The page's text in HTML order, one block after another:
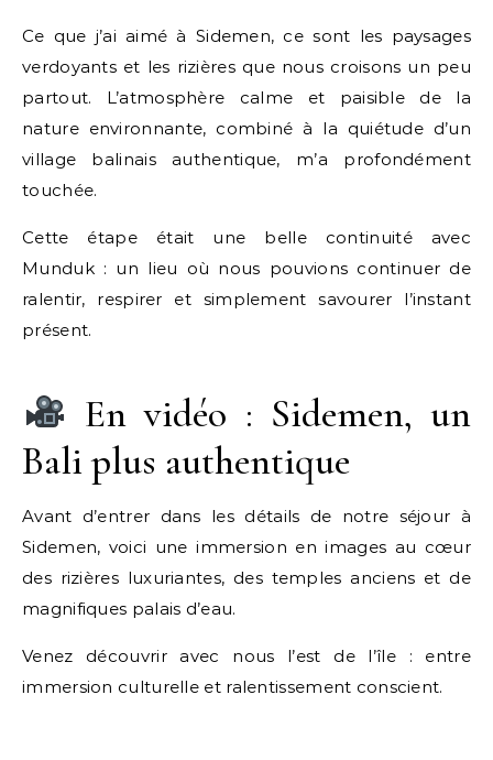
Ce que j’ai aimé à Sidemen, ce sont les paysages
verdoyants et les rizières que nous croisons un peu
partout. L’atmosphère calme et paisible de la
nature environnante, combiné à la quiétude d’un
village balinais authentique, m’a profondément
touchée.
Cette étape était une belle continuité avec
Munduk : un lieu où nous pouvions continuer de
ralentir, respirer et simplement savourer l’instant
présent.
En vidéo : Sidemen, un
Bali plus authentique
Avant d’entrer dans les détails de notre séjour à
Sidemen, voici une immersion en images au cœur
des rizières luxuriantes, des temples anciens et de
magnifiques palais d’eau.
Venez découvrir avec nous l’est de l’île : entre
immersion culturelle et ralentissement conscient.